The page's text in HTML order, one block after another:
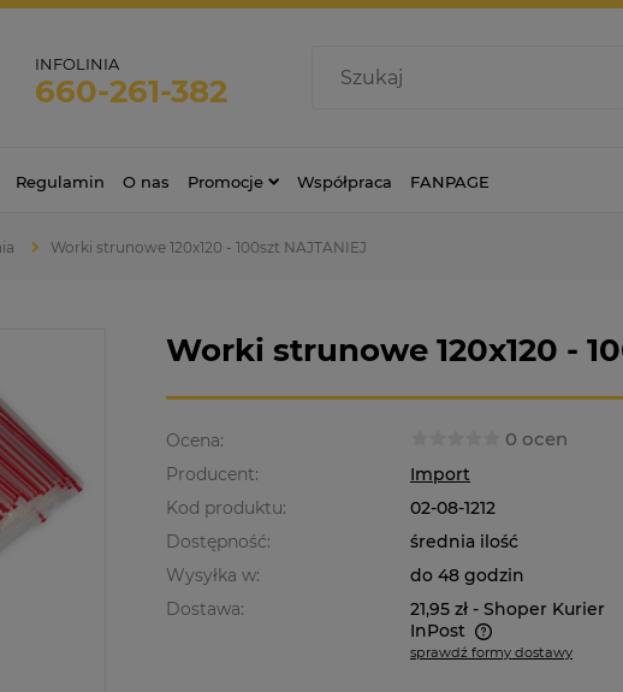
INFOLINIA
660-261-382
Regulamin O nas Promocje Współpraca FANPAGE
Worki strunowe 120x120 - 100szt NAJTANIEJ
Worki strunowe 120x120 -
Ocena: 0 ocen
Producent:
Import
Kod produktu:
02-08-1212
Dostępność:
średnia ilość
Wysyłka w:
do 48 godzin
Dostawa:
21,95 zł - Shoper Kurier
InPost
sprawdź formy dostawy